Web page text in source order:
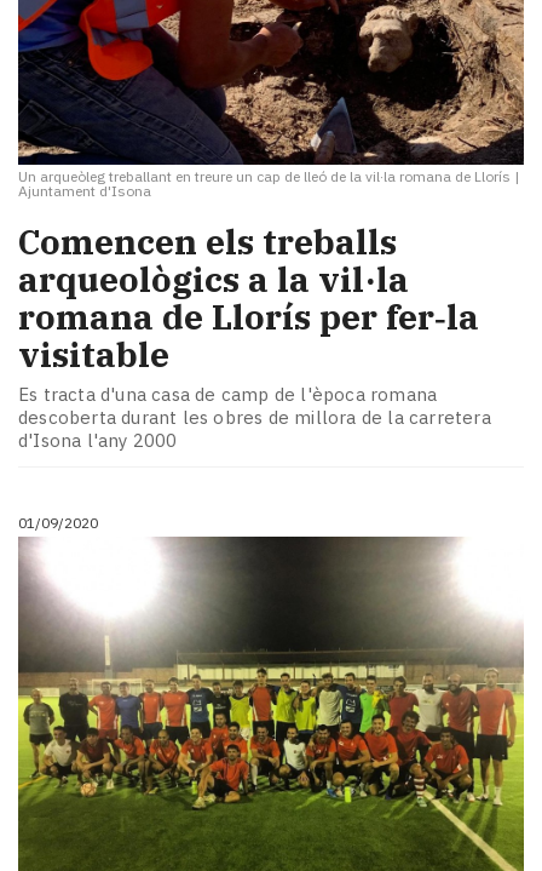
Un arqueòleg treballant en treure un cap de lleó de la vil·la romana de Llorís |
Ajuntament d'Isona
Comencen els treballs
arqueològics a la vil·la
romana de Llorís per fer‑la
visitable
Es tracta d'una casa de camp de l'època romana
descoberta durant les obres de millora de la carretera
d'Isona l'any 2000
01/09/2020